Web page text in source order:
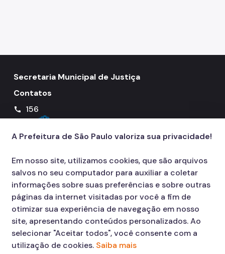
Procuradoria Geral
Legislação Municipal
Notícias
Perguntas Frequentes
Fale Conosco
Secretaria Municipal de Justiça
Contatos
call 156
A Prefeitura de São Paulo valoriza sua privacidade!
Em nosso site, utilizamos cookies, que são arquivos
salvos no seu computador para auxiliar a coletar
informações sobre suas preferências e sobre outras
páginas da internet visitadas por você a fim de
otimizar sua experiência de navegação em nosso
site, apresentando conteúdos personalizados. Ao
selecionar "Aceitar todos", você consente com a
utilização de cookies. Saiba mais